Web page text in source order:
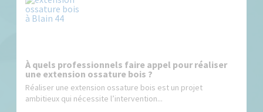
À quels professionnels faire appel pour réaliser
une extension ossature bois ?
Réaliser une extension ossature bois est un projet
ambitieux qui nécessite l’intervention...